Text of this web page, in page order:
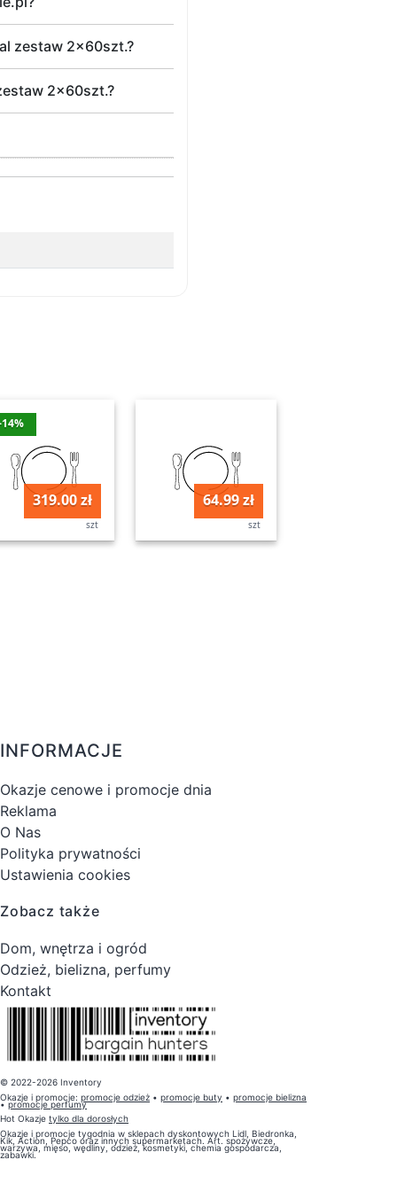
zestaw 2x60szt.?
2x60szt.?
319.00 zł
szt
64.99 zł
szt
INFORMACJE
Okazje cenowe i promocje dnia
Reklama
O Nas
Polityka prywatności
Ustawienia cookies
Zobacz także
Dom, wnętrza i ogród
Odzież, bielizna, perfumy
Kontakt
© 2022-2026 Inventory
Okazje i promocje: promocje odzież • promocje buty • promocje bielizna
•promocje perfumy
Hot Okazje tylko dla dorosłych
Okazje i promocje tygodnia w sklepach dyskontowych Lidl, Biedronka,
Kik, Action, Pepco oraz innych supermarketach. Art. spożywcze,
warzywa, mięso, wędliny, odzież, kosmetyki, chemia gospodarcza,
zabawki.